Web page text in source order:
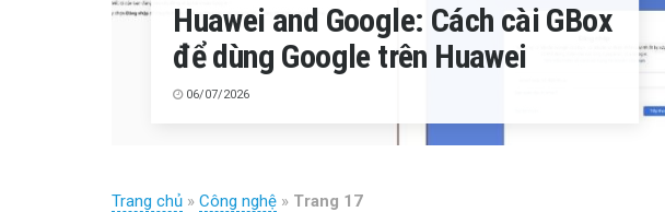
Huawei and Google: Cách cài GBox
để dùng Google trên Huawei
06/07/2026
Trang chủ » Công nghệ » Trang 17